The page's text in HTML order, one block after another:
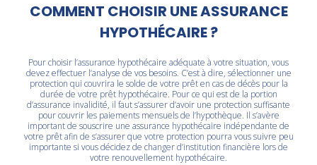
COMMENT CHOISIR UNE ASSURANCE
HYPOTHÉCAIRE ?
Pour choisir l’assurance hypothécaire adéquate à votre situation, vous
devez effectuer l’analyse de vos besoins. C’est à dire, sélectionner une
protection qui couvrira le solde de votre prêt en cas de décès pour la
durée de votre prêt hypothécaire. Pour ce qui est de la portion
d’assurance invalidité, il faut s’assurer d’avoir une protection suffisante
pour couvrir les paiements mensuels de l’hypothèque. Il s’avère
important de souscrire une assurance hypothécaire indépendante de
votre prêt afin de s’assurer que votre protection pourra vous suivre peu
importante si vous décidez de changer d’institution financière lors de
votre renouvellement hypothécaire.